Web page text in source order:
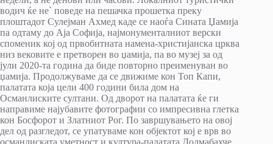
водич ќе не` поведе на пешачка прошетка преку
плоштадот Сулејман Ахмед каде се наоѓа Сината Џамија
па одтаму до Аја Софија, најмонументалниот верски
споменик кој од првобитната намена-христијанска црква
низ вековите е претворен во џамија, па во музеј за од
јули 2020-та година да биде повторно преименуван во
џамија. Продолжуваме да се движиме кон Топ Капи,
палатата која цели 400 години била дом на
Османлиските султани. Од дворот на палатата ќе ги
направиме најубавите фотографии со импресивна глетка
кон Босфорот и Златниот Рог. По завршувањето на овој
дел од разгледот, се упатуваме кон објектот кој е врв во